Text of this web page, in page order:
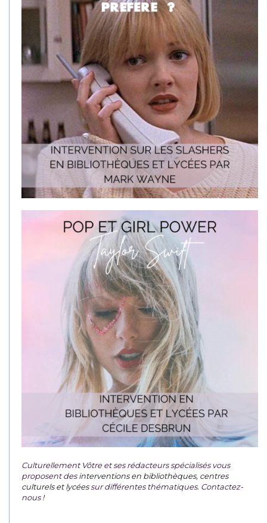
Culturellement Vôtre et ses rédacteurs spécialisés vous
proposent desinterventions en bibliothèques, centres
culturels et lycéessur différentes thématiques. Contactez-
nous !